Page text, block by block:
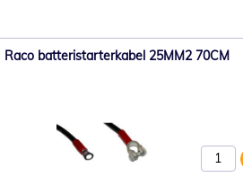
Raco batteristarterkabel 25MM2 70CM